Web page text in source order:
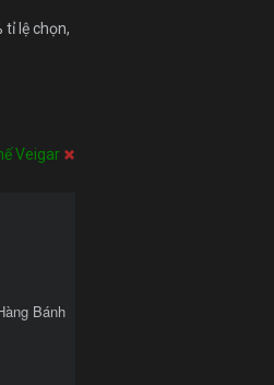
tỉ lệ chọn,
Veigar
Bánh